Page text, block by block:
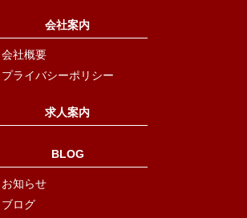
会社案内
会社概要
プライバシーポリシー
求人案内
BLOG
お知らせ
ブログ